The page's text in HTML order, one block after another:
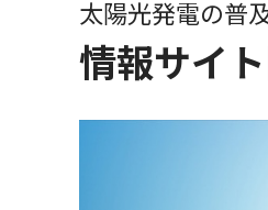
太陽光発電の普
情報サイ